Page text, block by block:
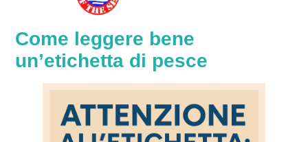
Come leggere bene
un’etichetta di pesce